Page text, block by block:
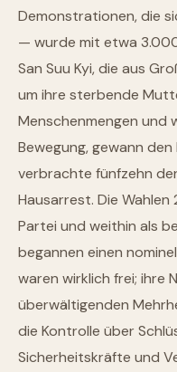
Demonstrationen, die
— wurde mit etwa
San Suu Kyi, die aus
um ihre sterbende
Menschenmengen und
Bewegung, gewann den
verbrachte fünfzehn
Hausarrest. Die
Partei und weithin als
begannen einen
waren wirklich frei; ihre
überwältigenden
die Kontrolle über
Sicherheitskräfte und